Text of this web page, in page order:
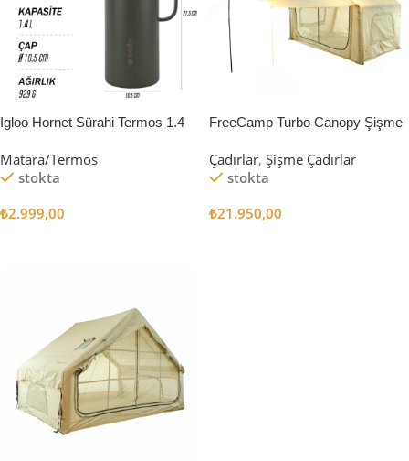
Igloo Hornet Sürahi Termos 1.4
Matara/Termos
stokta
₺2.999,00
FreeCamp Turbo Canopy Şişme
Çadırlar, Şişme Çadırlar
stokta
₺21.950,00